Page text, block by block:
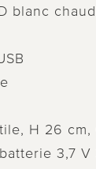
blanc chaud
H 26
3,7 V